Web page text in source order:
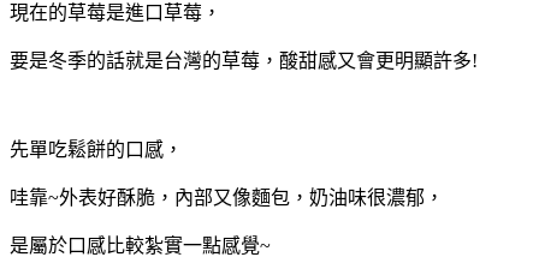
現在的草莓是進口草莓，
要是冬季的話就是台灣的草莓，酸甜感又會更明顯許多!
先單吃鬆餅的口感，
哇靠~外表好酥脆，內部又像麵包，奶油味很濃郁，
是屬於口感比較紮實一點感覺~